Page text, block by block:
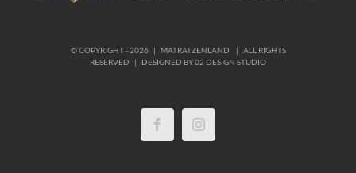
© COPYRIGHT - 2026 | MATRATZENLAND | ALL RIGHTS
RESERVED | DESIGNED BY02 DESIGN STUDIO